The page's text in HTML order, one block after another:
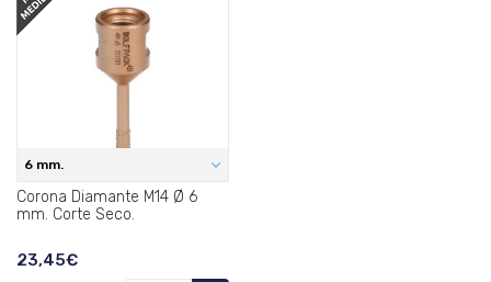
6 mm.
Corona Diamante M14 Ø 6
mm. Corte Seco.
23,45€